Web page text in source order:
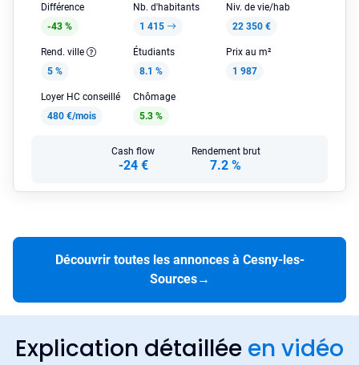
Différence
-43 %
Nb. d'habitants
1 415
Niv. de vie/hab
22 350 €
Rend. ville
5 %
Étudiants
8.1 %
Prix au m²
1 987
Loyer HC conseillé
480 €/mois
Chômage
5.3 %
Cash flow
-24 €
Rendement brut
7.2 %
Découvrir toutes les annonces à Cesny-les-
Sources→
Explication détaillée en vidéo